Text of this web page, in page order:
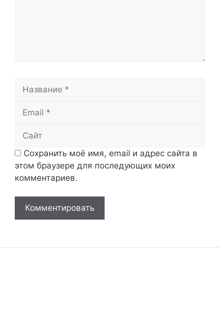
Сохранить моё имя, email и адрес сайта в
этом браузере для последующих моих
комментариев.